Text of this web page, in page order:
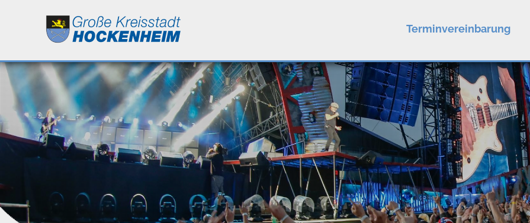
Leben
Kultur
Terminvereinbarung